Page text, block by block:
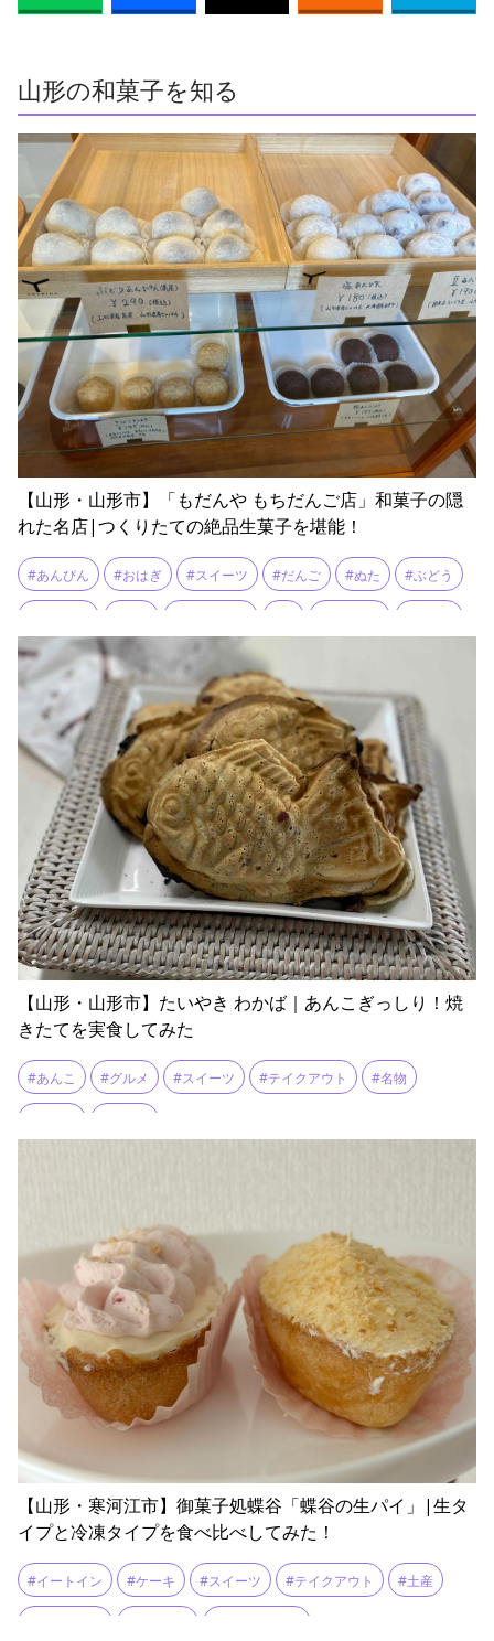
山形の和菓子を知る
【山形・山形市】「もだんや もちだんご店」和菓子の隠
れた名店|つくりたての絶品生菓子を堪能！
#あんぴん #おはぎ #スイーツ #だんご #ぬた #ぶどう
#赤飯
【山形・山形市】たいやき わかば｜あんこぎっしり！焼
きたてを実食してみた
#あんこ #グルメ #スイーツ #テイクアウト #名物
【山形・寒河江市】御菓子処蝶谷「蝶谷の生パイ」|生タ
イプと冷凍タイプを食べ比べしてみた！
#イートイン #ケーキ #スイーツ #テイクアウト #土産